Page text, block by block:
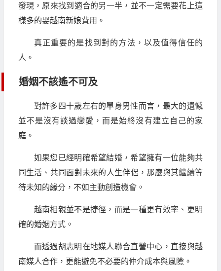
發現，原來找到適合的另一半，並不一定需要花上這
樣多的娶越南新娘費用。
真正重要的是找到對的方法，以及值得信任的
人。
婚姻不該遙不可及
對許多四十歲左右的單身男性而言，最大的遺憾
並不是沒有談過戀愛，而是始終沒有建立自己的家
庭。
如果您已經明確希望結婚，希望擁有一位能夠共
同生活、共同面對未來的人生伴侶，那麼與其繼續等
待未知的緣分，不如主動創造機會。
越南相親並不是捷徑，而是一種更有效率、更明
確的婚姻方式。
而透過胡志明在地媒人聯合直營中心，直接與越
南媒人合作，更能避免不必要的仲介成本與風險。